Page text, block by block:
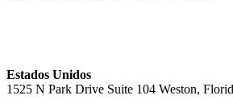
Estados Unidos
1525 N Park Drive Suite 104 Weston,